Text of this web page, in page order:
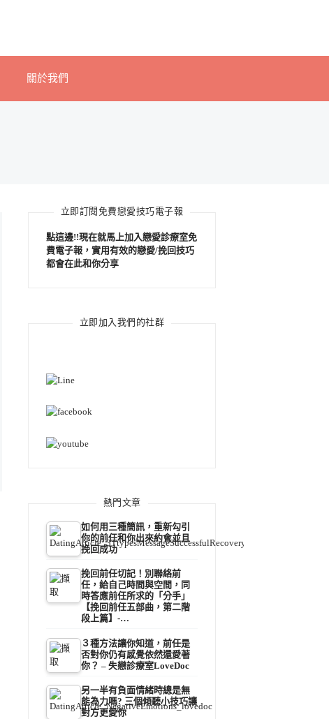
關於我們
立即訂閱免費戀愛技巧電子報
點這邊!!現在就馬上加入戀愛診療室免
費電子報，實用有效的戀愛/挽回技巧
都會在此和你分享
立即加入我們的社群
熱門文章
如何用三種簡訊，重新勾引
你的前任和你出來約會並且
挽回成功
挽回前任切記！別聯絡前
任，給自己時間與空間，同
時答應前任所求的「分手」
【挽回前任五部曲，第二階
段上篇】-…
３種方法讓你知道，前任是
否對你仍有感覺依然還愛著
你？ – 失戀診療室LoveDoc
另一半有負面情緒時總是無
能為力嗎? 三個傾聽小技巧讓
對方更愛你